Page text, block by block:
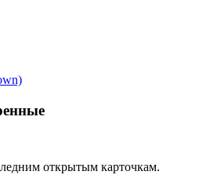
открытым карточкам.